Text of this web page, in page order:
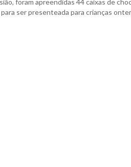
ser presenteada para crianças